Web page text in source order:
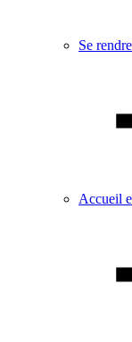
Se
Accueil